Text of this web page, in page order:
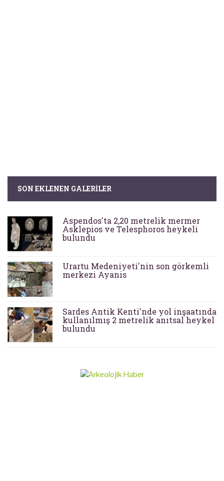
SON EKLENEN GALERILER
Aspendos'ta 2,20 metrelik mermer
Asklepios ve Telesphoros heykeli
bulundu
Urartu Medeniyeti'nin son görkemli
merkezi Ayanis
Sardes Antik Kenti'nde yol inşaatında
kullanılmış 2 metrelik anıtsal heykel
bulundu